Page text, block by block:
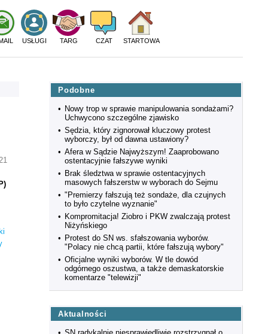
USŁUGI TARG CZAT STARTOWA
Podobne
• Nowy trop w sprawie manipulowania sondażami?
Uchwycono szczególne zjawisko
• Sędzia, który zignorował kluczowy protest
wyborczy, był od dawna ustawiony?
• Afera w Sądzie Najwyższym! Zaaprobowano
ostentacyjnie fałszywe wyniki
• Brak śledztwa w sprawie ostentacyjnych
masowych fałszerstw w wyborach do Sejmu
• "Premierzy fałszują też sondaże, dla czujnych
to było czytelne wyznanie"
• Kompromitacja! Ziobro i PKW zwalczają protest
Niżyńskiego
• Protest do SN ws. sfałszowania wyborów.
"Polacy nie chcą partii, które fałszują wybory"
• Oficjalne wyniki wyborów. W tle dowód
odgórnego oszustwa, a także demaskatorskie
komentarze "telewizji"
Aktualności